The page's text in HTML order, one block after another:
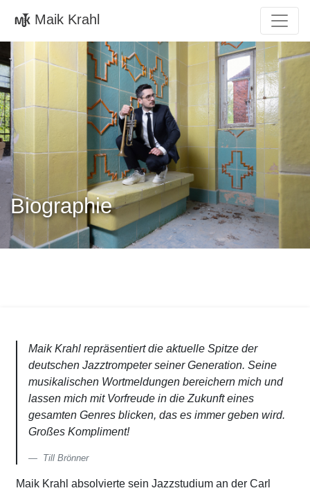
Maik Krahl
Biographie
Maik Krahl repräsentiert die aktuelle Spitze der
deutschen Jazztrompeter seiner Generation. Seine
musikalischen Wortmeldungen bereichern mich und
lassen mich mit Vorfreude in die Zukunft eines
gesamten Genres blicken, das es immer geben wird.
Großes Kompliment!
Till Brönner
Maik Krahl absolvierte sein Jazzstudium an der Carl